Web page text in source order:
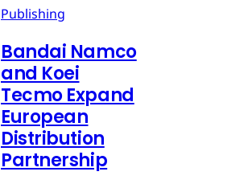
Publishing
Bandai Namco
and Koei
Tecmo Expand
European
Distribution
Partnership